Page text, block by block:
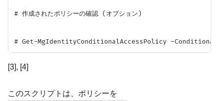
# 作成されたポリシーの確認 (オプション)
[3], [4]
このスクリプトは、ポリシーを